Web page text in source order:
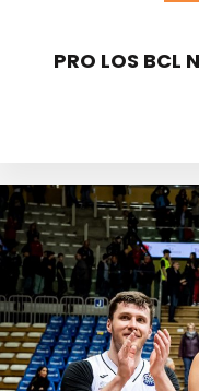
PRO LOS BCL